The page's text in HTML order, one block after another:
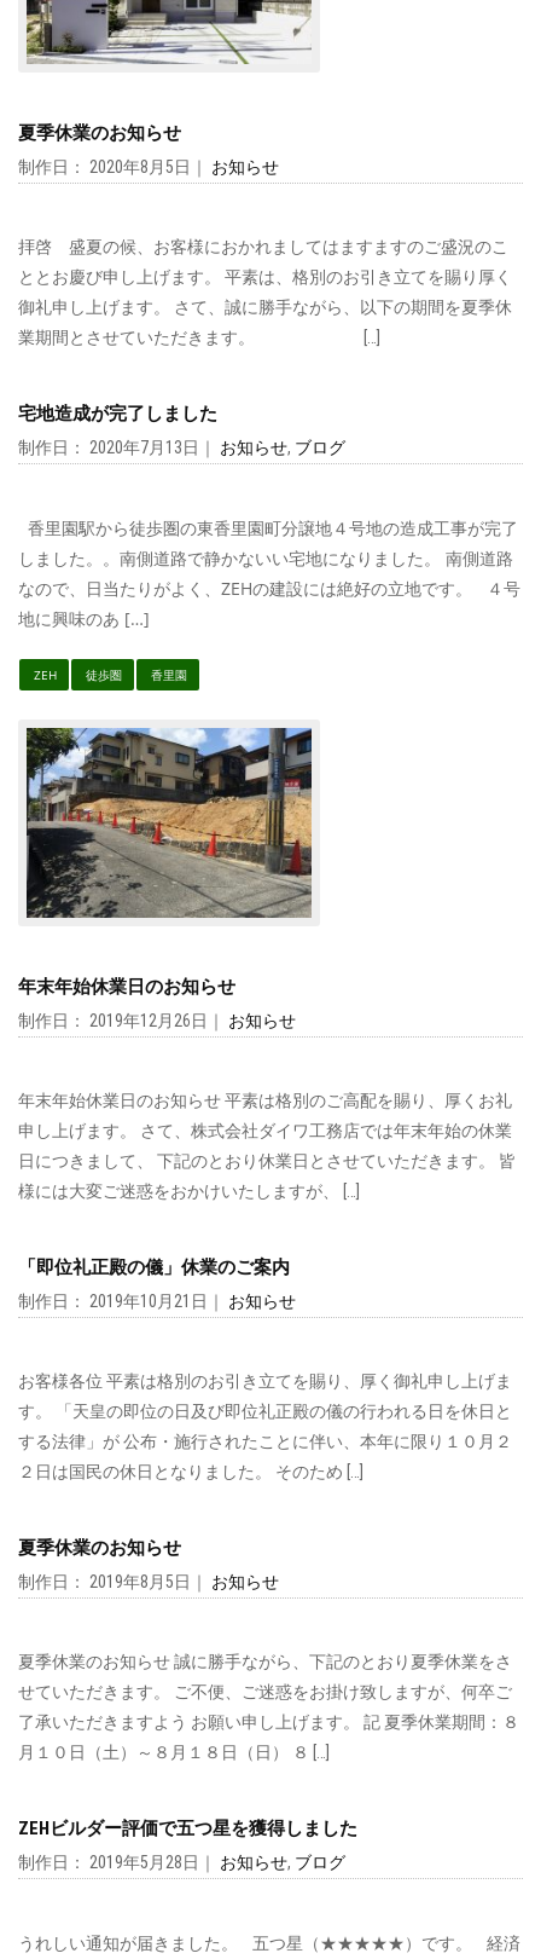
夏季休業のお知らせ
制作日： 2020年8月5日｜ お知らせ
拝啓 盛夏の候、お客様におかれましてはますますのご盛況のこ
ととお慶び申し上げます。 平素は、格別のお引き立てを賜り厚く
御礼申し上げます。 さて、誠に勝手ながら、以下の期間を夏季休
業期間とさせていただきます。 […]
宅地造成が完了しました
制作日： 2020年7月13日｜ お知らせ, ブログ
香里園駅から徒歩圏の東香里園町分譲地４号地の造成工事が完了
しました。。南側道路で静かないい宅地になりました。 南側道路
なので、日当たりがよく、ZEHの建設には絶好の立地です。 ４号
地に興味のあ […]
ZEH 徒歩圏 香里園
年末年始休業日のお知らせ
制作日： 2019年12月26日｜ お知らせ
年末年始休業日のお知らせ 平素は格別のご高配を賜り、厚くお礼
申し上げます。 さて、株式会社ダイワ工務店では年末年始の休業
日につきまして、 下記のとおり休業日とさせていただきます。 皆
様には大変ご迷惑をおかけいたしますが、 […]
「即位礼正殿の儀」休業のご案内
制作日： 2019年10月21日｜ お知らせ
お客様各位 平素は格別のお引き立てを賜り、厚く御礼申し上げま
す。 「天皇の即位の日及び即位礼正殿の儀の行われる日を休日と
する法律」が 公布・施行されたことに伴い、本年に限り１０月２
２日は国民の休日となりました。 そのため […]
夏季休業のお知らせ
制作日： 2019年8月5日｜ お知らせ
夏季休業のお知らせ 誠に勝手ながら、下記のとおり夏季休業をさ
せていただきます。 ご不便、ご迷惑をお掛け致しますが、何卒ご
了承いただきますよう お願い申し上げます。 記 夏季休業期間：８
月１０日（土）～８月１８日（日） ８ […]
ZEHビルダー評価で五つ星を獲得しました
制作日： 2019年5月28日｜ お知らせ, ブログ
うれしい通知が届きました。 五つ星（★★★★★）です。 経済